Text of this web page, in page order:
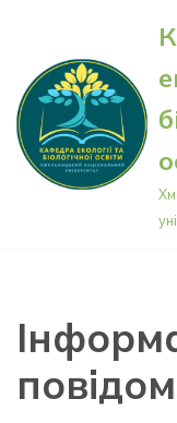
Перейти
до
вмісту